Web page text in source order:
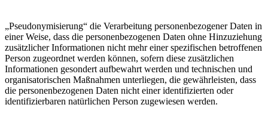
„Pseudonymisierung“ die Verarbeitung personenbezogener Daten in
einer Weise, dass die personenbezogenen Daten ohne Hinzuziehung
zusätzlicher Informationen nicht mehr einer spezifischen betroffenen
Person zugeordnet werden können, sofern diese zusätzlichen
Informationen gesondert aufbewahrt werden und technischen und
organisatorischen Maßnahmen unterliegen, die gewährleisten, dass
die personenbezogenen Daten nicht einer identifizierten oder
identifizierbaren natürlichen Person zugewiesen werden.